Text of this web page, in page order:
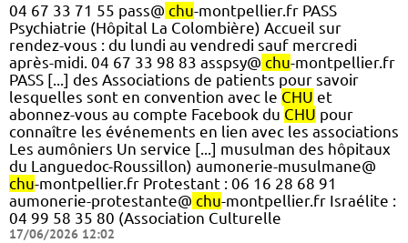
04 67 33 71 55 pass@ chu-montpellier.fr PASS
Psychiatrie (Hôpital La Colombière) Accueil sur
rendez-vous : du lundi au vendredi sauf mercredi
après-midi. 04 67 33 98 83 asspsy@ chu-montpellier.fr
PASS [...] des Associations de patients pour savoir
lesquelles sont en convention avec le CHU et
abonnez-vous au compte Facebook du CHU pour
connaître les événements en lien avec les associations
Les aumôniers Un service [...] musulman des hôpitaux
du Languedoc-Roussillon) aumonerie-musulmane@
chu-montpellier.fr Protestant : 06 16 28 68 91
aumonerie-protestante@ chu-montpellier.fr Israélite :
04 99 58 35 80 (Association Culturelle
17/06/2026 12:02